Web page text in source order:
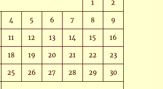
1 2
4 5 6 7 8 9
11 12 13 14 15 16
18 19 20 21 22 23
25 26 27 28 29 30